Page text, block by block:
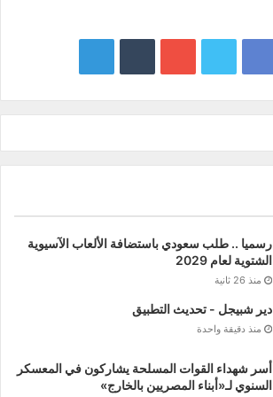
رسميا .. طلب سعودي باستضافة الألعاب الآسيوية
الشتوية لعام 2029
منذ 26 ثانية
دير شبيجل - تحديث التطبيق
منذ دقيقة واحدة
أسر شهداء القوات المسلحة يشاركون في المعسكر
السنوي لـ«أبناء المصريين بالخارج»